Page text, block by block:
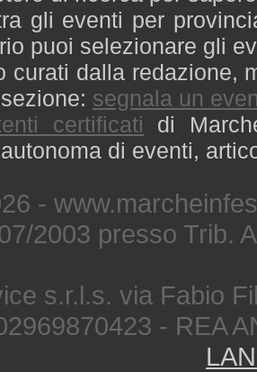
gli eventi per
puoi selezionare gli
curati dalla redazione,
segnala un
certificati di
di eventi,
-
2003 presso Trib.
s.r.l.s. via Fabio
- REA